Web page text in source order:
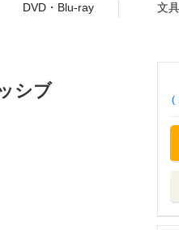
DVD・Blu-ray 文
シブ
(